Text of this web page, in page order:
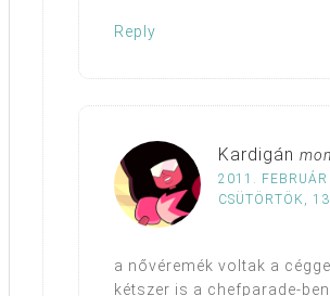
Reply
Kardigán
2011.
CSÜTÖRTÖK,
a nővéremék voltak a céggel
kétszer is a chefparade-